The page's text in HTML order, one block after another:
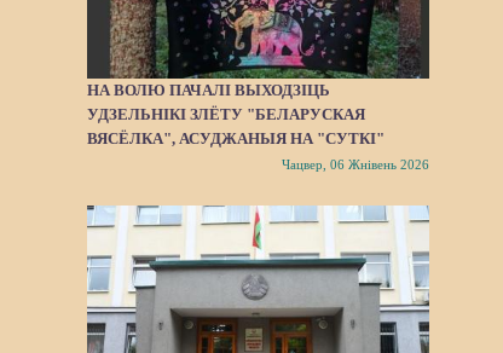
НА ВОЛЮ ПАЧАЛІ ВЫХОДЗІЦЬ
УДЗЕЛЬНІКІ ЗЛЁТУ "БЕЛАРУСКАЯ
ВЯСЁЛКА", АСУДЖАНЫЯ НА "СУТКІ"
Чацвер, 06 Жнівень 2026